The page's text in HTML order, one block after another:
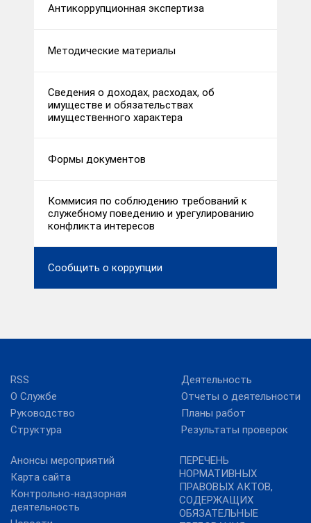
Антикоррупционная экспертиза
Методические материалы
Сведения о доходах, расходах, об
имуществе и обязательствах
имущественного характера
Формы документов
Коммисия по соблюдению требований к
служебному поведению и урегулированию
конфликта интересов
Сообщить о коррупции
RSS
О Службе
Руководство
Структура
Деятельность
Отчеты о деятельности
Планы работ
Результаты проверок
Анонсы мероприятий
Карта сайта
Контрольно-надзорная
деятельность
ПЕРЕЧЕНЬ
НОРМАТИВНЫХ
ПРАВОВЫХ АКТОВ,
СОДЕРЖАЩИХ
ОБЯЗАТЕЛЬНЫЕ